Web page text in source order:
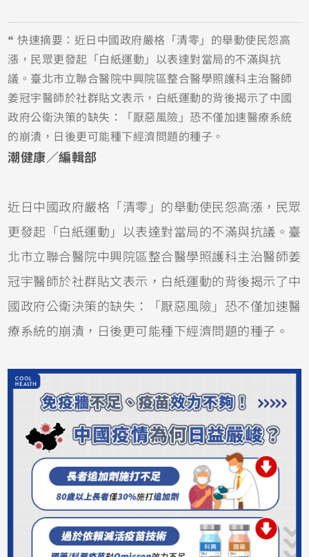
❝ 快速摘要：近日中國政府嚴格「清零」的舉動使民怨高
漲，民眾更發起「白紙運動」以表達對當局的不滿與抗
議。臺北市立聯合醫院中興院區整合醫學照護科主治醫師
姜冠宇醫師於社群貼文表示，白紙運動的背後揭示了中國
政府公衛決策的缺失：「厭惡風險」恐不僅加速醫療系統
的崩潰，日後更可能種下經濟問題的種子。
潮健康／編輯部
近日中國政府嚴格「清零」的舉動使民怨高漲，民眾
更發起「白紙運動」以表達對當局的不滿與抗議。臺
北市立聯合醫院中興院區整合醫學照護科主治醫師姜
冠宇醫師於社群貼文表示，白紙運動的背後揭示了中
國政府公衛決策的缺失：「厭惡風險」恐不僅加速醫
療系統的崩潰，日後更可能種下經濟問題的種子。